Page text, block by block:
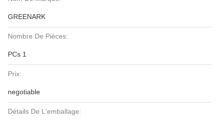
GREENARK
Nombre De Pièces:
PCs 1
Prix:
negotiable
Détails De L'emballage: